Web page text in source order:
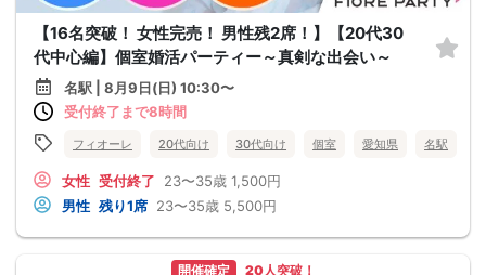
【16名突破！ 女性完売！ 男性残2席！】【20代30
代中心編】個室婚活パーティー～真剣な出会い～
名駅 | 8月9日(日) 10:30〜
受付終了まで8時間
フィオーレ 20代向け 30代向け 個室 愛知県 名駅
女性 受付終了 23〜35歳 1,500円
男性 残り1席 23〜35歳 5,500円
開催確定 20人突破！